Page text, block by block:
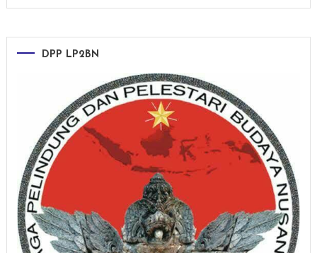
DPP LP2BN